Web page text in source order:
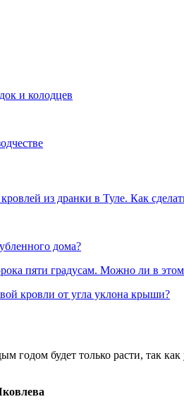
и колодцев
из дранки в Туле. Как
дома?
пяти градусам. Можно ли в этом
кровли от угла уклона крыши?
годом будет только расти, так